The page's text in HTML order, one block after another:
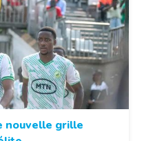
nouvelle grille